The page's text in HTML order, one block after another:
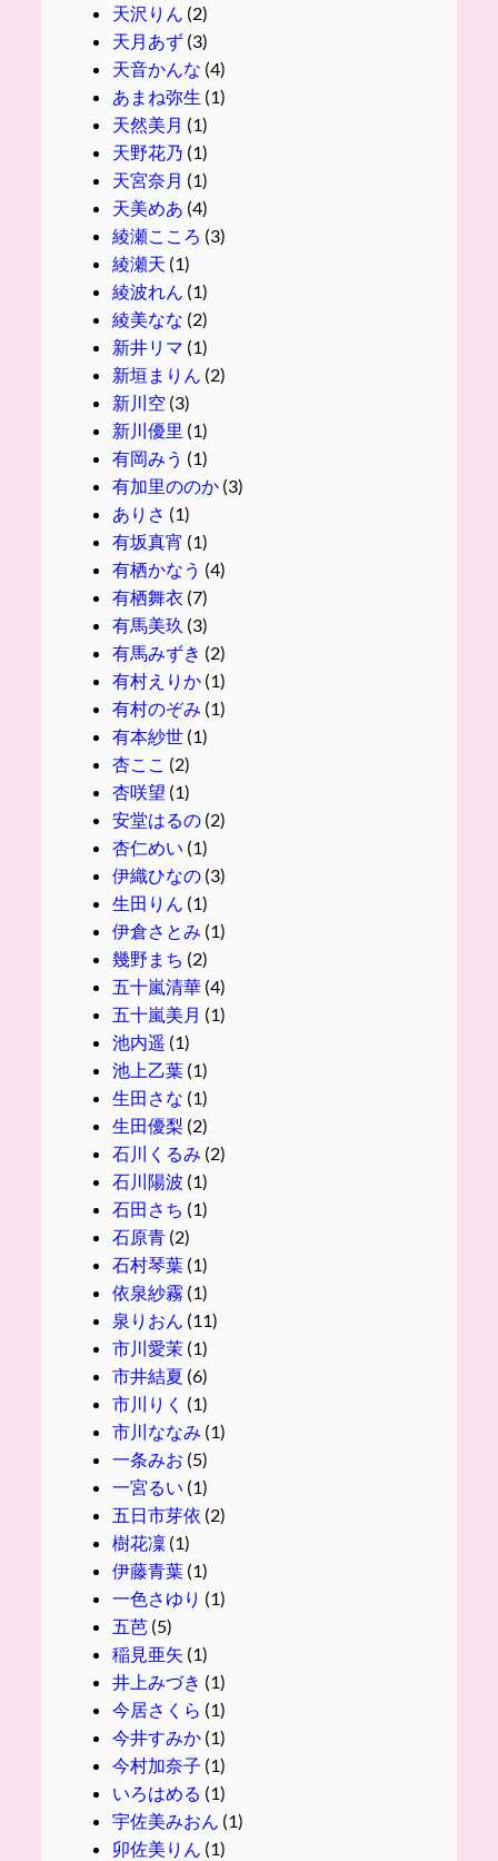
天沢りん (2)
天月あず(3)
天音かんな (4)
あまね弥生 (1)
天然美月 (1)
天野花乃 (1)
天宮奈月 (1)
天美めあ (4)
綾瀬こころ (3)
綾瀬天 (1)
綾波れん (1)
綾美なな (2)
新井リマ (1)
新垣まりん (2)
新川空 (3)
新川優里 (1)
有岡みう (1)
有加里ののか(3)
ありさ (1)
有坂真宵 (1)
有栖かなう (4)
有栖舞衣 (7)
有馬美玖 (3)
有馬みずき (2)
有村えりか(1)
有村のぞみ (1)
有本紗世(1)
杏ここ (2)
杏咲望 (1)
安堂はるの(2)
杏仁めい (1)
伊織ひなの(3)
生田りん (1)
伊倉さとみ (1)
幾野まち (2)
五十嵐清華(4)
五十嵐美月 (1)
池内遥 (1)
池上乙葉(1)
生田さな (1)
生田優梨 (2)
石川くるみ (2)
石川陽波 (1)
石田さち (1)
石原青(2)
石村琴葉(1)
依泉紗霧 (1)
泉りおん (11)
市川愛茉(1)
市井結夏 (6)
市川りく (1)
市川ななみ (1)
一条みお (5)
一宮るい (1)
五日市芽依 (2)
樹花凜(1)
伊藤青葉(1)
一色さゆり (1)
五芭(5)
稲見亜矢 (1)
井上みづき (1)
今居さくら (1)
今井すみか(1)
今村加奈子 (1)
いろはめる (1)
宇佐美みおん (1)
卯佐美りん (1)